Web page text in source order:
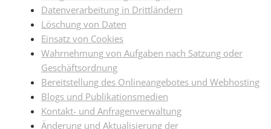
Datenverarbeitung in Drittländern
Löschung von Daten
Einsatz von Cookies
Wahrnehmung von Aufgaben nach Satzung oder
Geschäftsordnung
Bereitstellung des Onlineangebotes und Webhosting
Blogs und Publikationsmedien
Kontakt- und Anfragenverwaltung
Änderung und Aktualisierung der